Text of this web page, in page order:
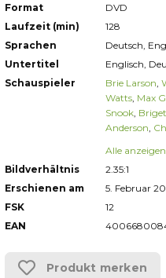
Format
DVD
Laufzeit (min)
128
Sprachen
Deutsch,
Untertitel
Englisch,
Schauspieler
Brie Larson,
Watts, Max
Snook,
Anderson,
Alle anzeigen
Bildverhältnis
2.35:1
Erschienen am
5. Februar
FSK
12
EAN
Produkt merken